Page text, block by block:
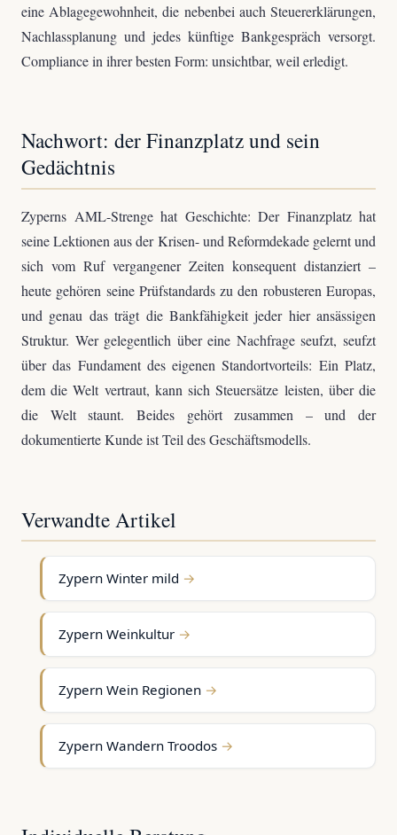
eine Ablagegewohnheit, die nebenbei auch Steuererklärungen,
Nachlassplanung und jedes künftige Bankgespräch versorgt.
Compliance in ihrer besten Form: unsichtbar, weil erledigt.
Nachwort: der Finanzplatz und sein
Gedächtnis
Zyperns AML-Strenge hat Geschichte: Der Finanzplatz hat
seine Lektionen aus der Krisen- und Reformdekade gelernt und
sich vom Ruf vergangener Zeiten konsequent distanziert –
heute gehören seine Prüfstandards zu den robusteren Europas,
und genau das trägt die Bankfähigkeit jeder hier ansässigen
Struktur. Wer gelegentlich über eine Nachfrage seufzt, seufzt
über das Fundament des eigenen Standortvorteils: Ein Platz,
dem die Welt vertraut, kann sich Steuersätze leisten, über die
die Welt staunt. Beides gehört zusammen – und der
dokumentierte Kunde ist Teil des Geschäftsmodells.
Verwandte Artikel
Zypern Winter mild
Zypern Weinkultur
Zypern Wein Regionen
Zypern Wandern Troodos